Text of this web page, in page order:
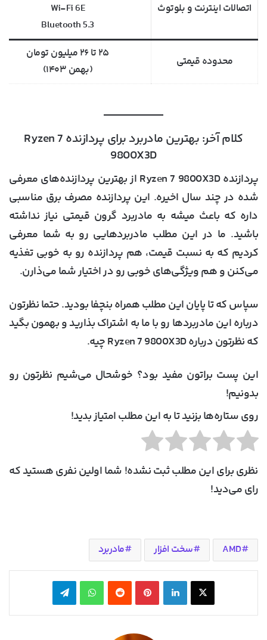
اتصالات اینترنت و بلوتوث
Wi-Fi 6E
Bluetooth 5.3
محدوده قیمتی
۲۵ تا ۲۶ میلیون تومان
(بهمن ۱۴۰۳)
کلام آخر: بهترین مادربرد برای پردازنده Ryzen 7
9800X3D
پردازنده Ryzen 7 9800X3D از بهترین پردازنده‌های معرفی
شده در چند سال اخیره. این پردازنده مصرف برق مناسبی
داره که باعث میشه به مادربرد گرون قیمتی نیاز نداشته
باشید. ما در این مطلب مادربردهایی رو به شما معرفی
کردیم که به نسبت قیمت، هم پردازنده رو به خوبی تغذیه
می‌کنن و هم ویژگی‌های خوبی رو در اختیار شما می‌ذارن.
سپاس که تا پایان این مطلب همراه بنچفا بودید. حتما نظرتون
درباره این مادربردها رو با ما به اشتراک بذارید و بهمون بگید
که نظرتون درباره Ryzen 7 9800X3D چیه.
این پست براتون مفید بود؟ خوشحال می‌شیم نظرتون رو
بدونیم!
روی ستاره‌ها بزنید تا به این مطلب امتیاز بدید!
نظری برای این مطلب ثبت نشده! شما اولین نفری هستید که
رای می‌دید!
AMD سخت افزار مادربرد
X لینکدین ‫پین‌ترست‫رددیت واتس آپ تلگرام